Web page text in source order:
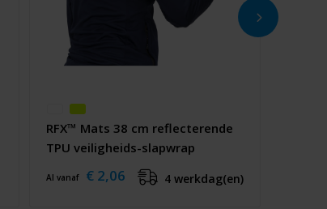
RFX™ Mats 38 cm reflecterende
TPU veiligheids-slapwrap
Al vanaf € 2,06 4 werkdag(en)